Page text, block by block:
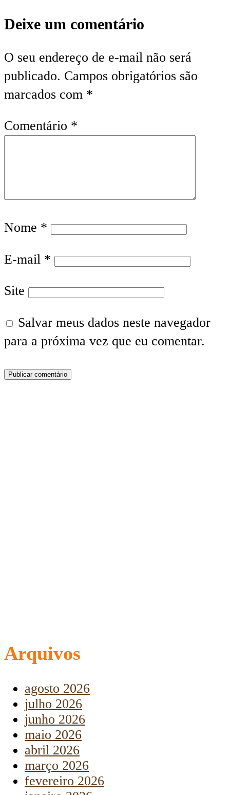
Deixe um comentário
O seu endereço de e-mail não será
publicado. Campos obrigatórios são
marcados com *
Comentário *
Nome *
E-mail *
Site
Salvar meus dados neste navegador
para a próxima vez que eu comentar.
Arquivos
agosto 2026
julho 2026
junho 2026
maio 2026
abril 2026
março 2026
fevereiro 2026